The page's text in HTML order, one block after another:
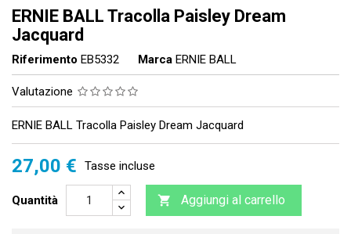
ERNIE BALL Tracolla Paisley Dream
Jacquard
Riferimento EB5332 Marca ERNIE BALL
Valutazione
ERNIE BALL Tracolla Paisley Dream Jacquard
27,00 € Tasse incluse
Quantità  Aggiungi al carrello